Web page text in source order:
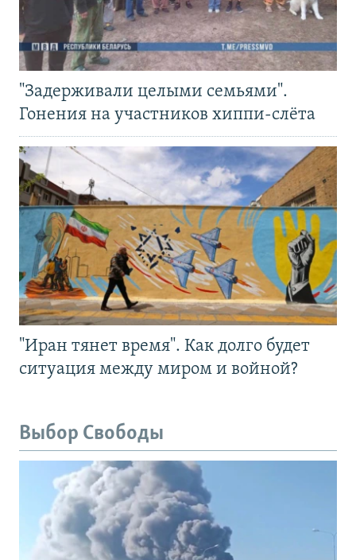
"Задерживали целыми семьями".
Гонения на участников хиппи-слёта
"Иран тянет время". Как долго будет
ситуация между миром и войной?
Выбор Свободы